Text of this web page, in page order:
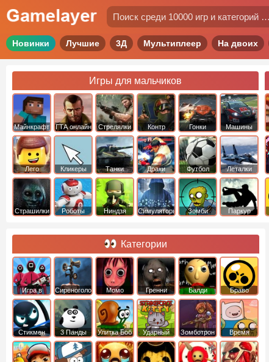
Новинки Лучшие 3Д Мультиплеер На двоих
Игры для мальчиков
Майнкрафт ГТА онлайн Стрелялки
Контр
Страйк
Гонки Машины
Лего Кликеры Танки Драки Футбол Леталки
Страшилки Роботы Ниндзя Симуляторы Зомби Паркур
Категории
Игра в
Кальмара
Сиреноголовый Момо Гренни Балди
Браво
Старс
Стикмен 3 Панды Улитка Боб
Ударный
отряд котят
Зомботрон
Время
Приключений